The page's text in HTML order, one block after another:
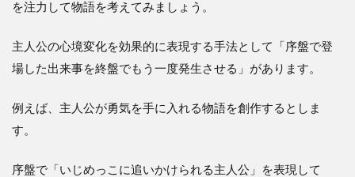
を注力して物語を考えてみましょう。
主人公の心境変化を効果的に表現する手法として「序盤で登
場した出来事を終盤でもう一度発生させる」があります。
例えば、主人公が勇気を手に入れる物語を創作するとしま
す。
序盤で「いじめっこに追いかけられる主人公」を表現して